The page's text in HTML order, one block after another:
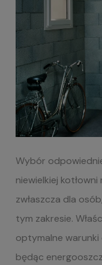
Wybór
niewielkiej
zwłaszcza dla
tym zakresie.
optymalne warunki
będąc